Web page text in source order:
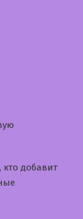
добавит